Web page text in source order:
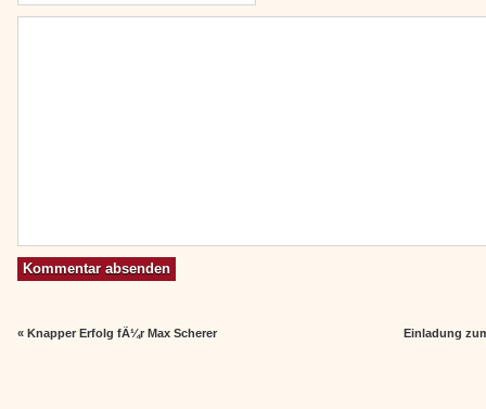
« Knapper Erfolg fÃ¼r Max Scherer Einladung